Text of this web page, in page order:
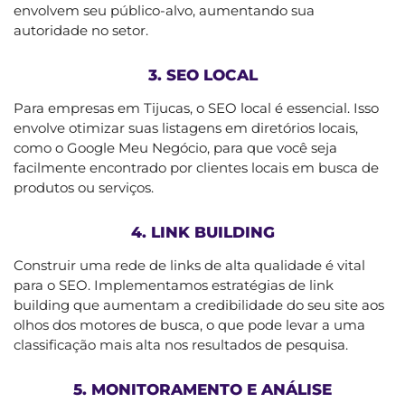
envolvem seu público-alvo, aumentando sua
autoridade no setor.
3. SEO LOCAL
Para empresas em Tijucas, o SEO local é essencial. Isso
envolve otimizar suas listagens em diretórios locais,
como o Google Meu Negócio, para que você seja
facilmente encontrado por clientes locais em busca de
produtos ou serviços.
4. LINK BUILDING
Construir uma rede de links de alta qualidade é vital
para o SEO. Implementamos estratégias de link
building que aumentam a credibilidade do seu site aos
olhos dos motores de busca, o que pode levar a uma
classificação mais alta nos resultados de pesquisa.
5. MONITORAMENTO E ANÁLISE